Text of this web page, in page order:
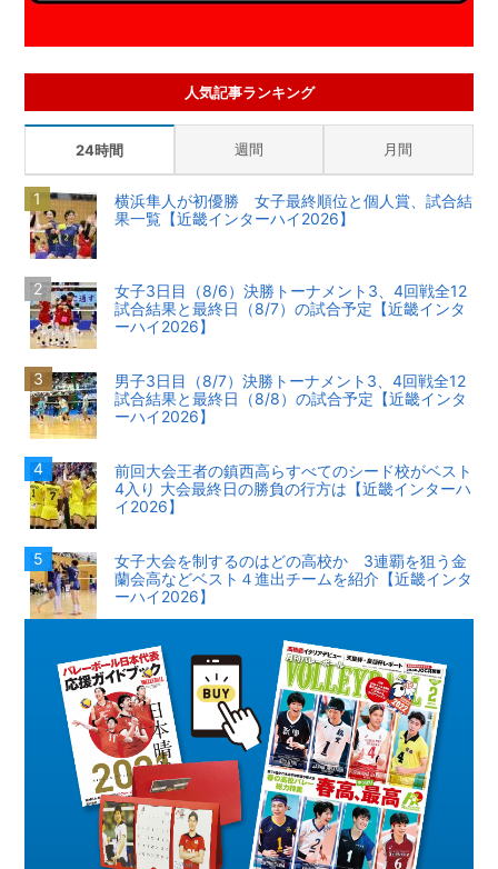
人気記事ランキング
24時間 週間 月間
横浜隼人が初優勝 女子最終順位と個人賞、試合結
果一覧【近畿インターハイ2026】
女子3日目（8/6）決勝トーナメント3、4回戦全12
試合結果と最終日（8/7）の試合予定【近畿インタ
ーハイ2026】
男子3日目（8/7）決勝トーナメント3、4回戦全12
試合結果と最終日（8/8）の試合予定【近畿インタ
ーハイ2026】
前回大会王者の鎮西高らすべてのシード校がベスト
4入り 大会最終日の勝負の行方は【近畿インターハ
イ2026】
女子大会を制するのはどの高校か 3連覇を狙う金
蘭会高などベスト４進出チームを紹介【近畿インタ
ーハイ2026】